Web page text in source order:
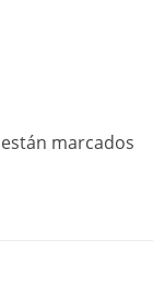
marcados